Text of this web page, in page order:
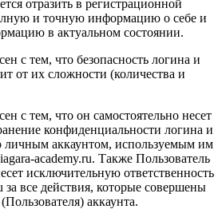
отразить в регистрационной
и точную информацию о себе и
в актуальном состоянии.
с тем, что безопасность логина и
от их сложности (количества и
с тем, что он самостоятельно несет
конфиденциальности логина и
личным аккаунтом, используемым им
academy.ru. Также Пользователь
исключительную ответственность
за все действия, которые совершены
аккаунта.